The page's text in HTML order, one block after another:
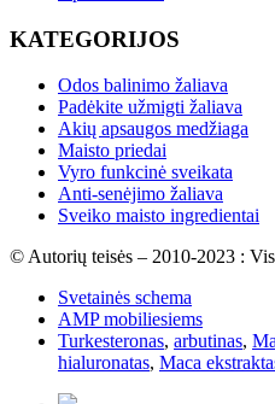
KATEGORIJOS
Odos balinimo žaliava
Padėkite užmigti žaliava
Akių apsaugos medžiaga
Maisto priedai
Vyro funkcinė sveikata
Anti-senėjimo žaliava
Sveiko maisto ingredientai
© Autorių teisės – 2010-2023 :
Svetainės schema
AMP mobiliesiems
Turkesteronas, arbutinas,
hialuronatas, Maca